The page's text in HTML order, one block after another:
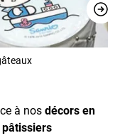
à nos décors en